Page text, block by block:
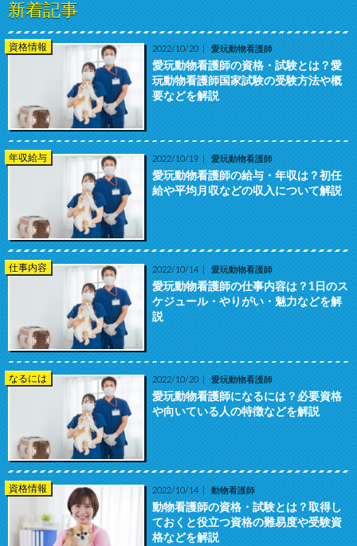
新着記事
資格情報 2022/10/20 愛玩動物看護師
愛玩動物看護師の資格・試験とは？愛
玩動物看護師国家試験の受験方法や概
要などを解説
年収給与 2022/10/19 愛玩動物看護師
愛玩動物看護師の給与・年収は？初任
給や平均月収などの収入について解説
仕事内容 2022/10/14 愛玩動物看護師
愛玩動物看護師の仕事内容は？1日のス
ケジュール・やりがい・魅力などを解
説
なるには 2022/10/20 愛玩動物看護師
愛玩動物看護師になるには？必要資格
や向いている人の特徴などを解説
資格情報 2022/10/14 動物看護師
動物看護師の資格・試験とは？取得し
ておくと役立つ資格の難易度や受験資
格などを解説